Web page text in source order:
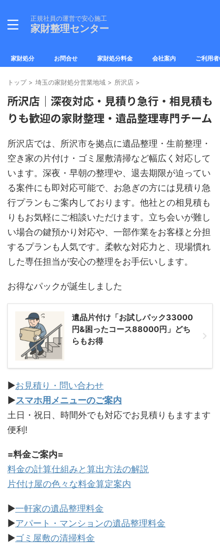
正規社員の運営で安心施工
家財整理センター
家財処分 お問合せ 家財処分料金 会社案内 ご利用
トップ> 埼玉の家財処分営業地域 > 所沢店 >
所沢店｜深夜対応・見積り急行・相見積も
りも歓迎の家財整理・遺品整理専門チーム
所沢店では、所沢市を拠点に遺品整理・生前整理・
空き家の片付け・ゴミ屋敷清掃など幅広く対応して
います。深夜・早朝の整理や、退去期限が迫ってい
る案件にも即対応可能で、お急ぎの方には見積り急
行プランもご案内しております。他社との相見積も
りもお気軽にご相談いただけます。立ち会いが難し
い場合の鍵預かり対応や、一部作業をお客様と分担
するプランも人気です。柔軟な対応力と、現場慣れ
した専任担当が安心の整理をお手伝いします。
お得なパックが誕生しました
遺品片付け「お試しパック33000
円&困ったコース88000円」どち
らもお得
▶お見積り・問い合わせ
▶スマホ用メニューのご案内
土日・祝日、時間外でも対応でお見積りもますます
便利!
=料金ご案内=
料金の計算仕組みと算出方法の解説
片付け屋の色々な料金算定案内
▶一軒家の遺品整理料金
▶アパート・マンションの遺品整理料金
▶ゴミ屋敷の清掃料金